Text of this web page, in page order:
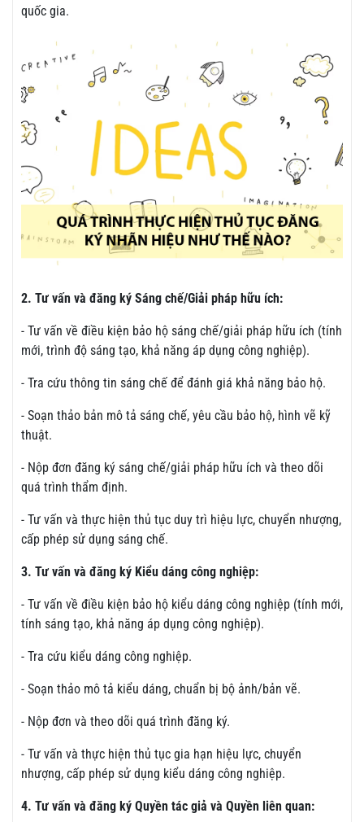
quốc gia.
2. Tư vấn và đăng ký Sáng chế/Giải pháp hữu ích:
- Tư vấn về điều kiện bảo hộ sáng chế/giải pháp hữu ích (tính
mới, trình độ sáng tạo, khả năng áp dụng công nghiệp).
- Tra cứu thông tin sáng chế để đánh giá khả năng bảo hộ.
- Soạn thảo bản mô tả sáng chế, yêu cầu bảo hộ, hình vẽ kỹ
thuật.
- Nộp đơn đăng ký sáng chế/giải pháp hữu ích và theo dõi
quá trình thẩm định.
- Tư vấn và thực hiện thủ tục duy trì hiệu lực, chuyển nhượng,
cấp phép sử dụng sáng chế.
3. Tư vấn và đăng ký Kiểu dáng công nghiệp:
- Tư vấn về điều kiện bảo hộ kiểu dáng công nghiệp (tính mới,
tính sáng tạo, khả năng áp dụng công nghiệp).
- Tra cứu kiểu dáng công nghiệp.
- Soạn thảo mô tả kiểu dáng, chuẩn bị bộ ảnh/bản vẽ.
- Nộp đơn và theo dõi quá trình đăng ký.
- Tư vấn và thực hiện thủ tục gia hạn hiệu lực, chuyển
nhượng, cấp phép sử dụng kiểu dáng công nghiệp.
4. Tư vấn và đăng ký Quyền tác giả và Quyền liên quan: